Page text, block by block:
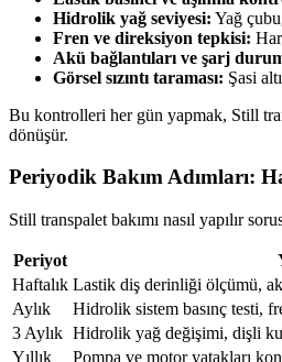
Hidrolik yağ seviyesi: Yağ
Fren ve direksiyon tepkisi:
Akü bağlantıları ve şarj
Görsel sızıntı taraması: Şasi
Bu kontrolleri her gün yapmak, Still
dönüşür.
Periyodik Bakım Adımları:
Still transpalet bakımı nasıl yapılır
Periyot
Haftalık Lastik diş derinliği ölçümü,
Aylık
Hidrolik sistem basınç testi,
3 Aylık Hidrolik yağ değişimi, dişli
Yıllık
Pompa ve motor yatakları